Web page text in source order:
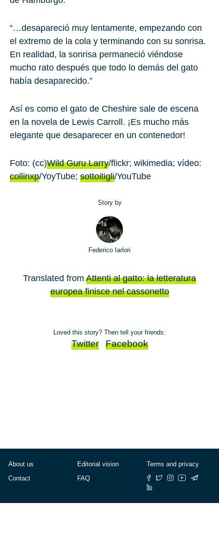
“…desapareció muy lentamente, empezando con
el extremo de la cola y terminando con su sonrisa.
En realidad, la sonrisa permaneció viéndose
mucho rato después que todo lo demás del gato
había desaparecido.”
Así es como el gato de Cheshire sale de escena
en la novela de Lewis Carroll. ¡Es mucho más
elegante que desaparecer en un contenedor!
Foto: (cc)Wild Guru Larry/flickr; wikimedia; vídeo:
collinxp/YoyTube; sottoitigli/YouTube
Story by
Federico Iarlori
Translated from Attenti al gatto: la letteratura
europea finisce nel cassonetto
Loved this story? Then tell your friends:
Twitter Facebook
About us
Contact
Editorial vision
FAQ
Terms and privacy